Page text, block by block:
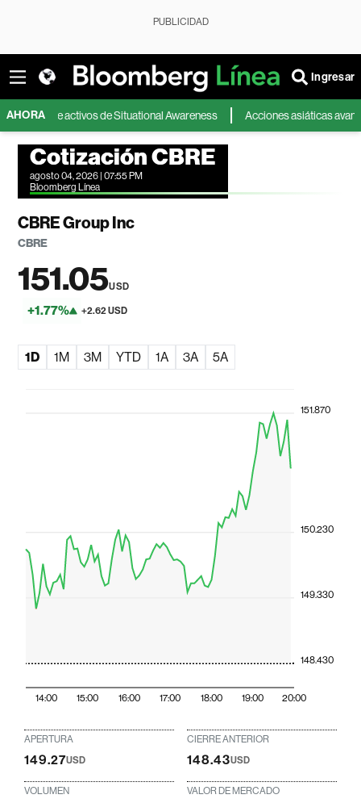
PUBLICIDAD
Ingresar
AHORA
de activos de Situational Awareness Acciones asiáticas avanzan por
Cotización CBRE
agosto 04, 2026 | 07:55 PM
Bloomberg Línea
CBRE Group Inc
CBRE
151.05USD
+1.77% +2.62 USD
1D 1M 3M YTD 1A 3A 5A
14:00 15:00 16:00 17:00 18:00 19:00 20:00
148.430
149.330
150.230
151.870
APERTURA
149.27USD
CIERRE ANTERIOR
148.43USD
VOLUMEN VALOR DE MERCADO